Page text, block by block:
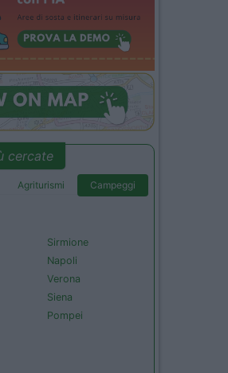
cercate
Agriturismi Campeggi
Sirmione
Napoli
Verona
Siena
Pompei